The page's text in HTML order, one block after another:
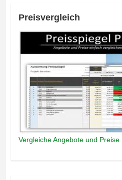
Preisvergleich
Vergleiche Angebote und